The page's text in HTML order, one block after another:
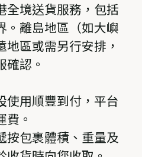
全境送貨服務，包括
。離島地區（如大嶼
地區或需另行安排，
確認。
使用順豐到付，平台
費。
按包裹體積、重量及